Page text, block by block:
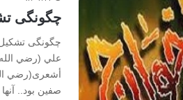
چگونگی
چگونگی
علي (رضي
أشعرى‏(رضي
صفين بود..